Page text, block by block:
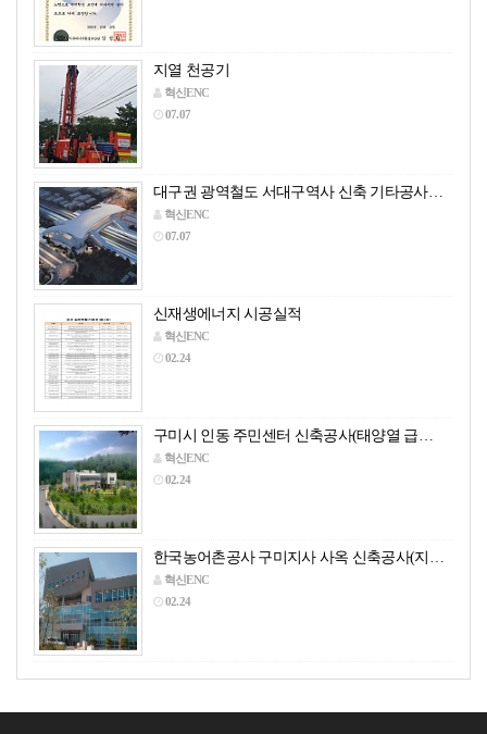
지열 천공기
혁신ENC
07.07
대구권 광역철도 서대구역사 신축 기타공사…
혁신ENC
07.07
신재생에너지 시공실적
혁신ENC
02.24
구미시 인동 주민센터 신축공사(태양열 급…
혁신ENC
02.24
한국농어촌공사 구미지사 사옥 신축공사(지…
혁신ENC
02.24